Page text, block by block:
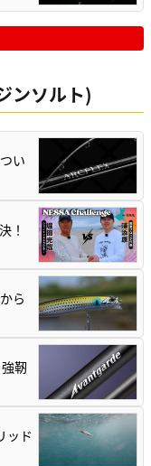
ンソルト)
い
！
ら
靭
ッド